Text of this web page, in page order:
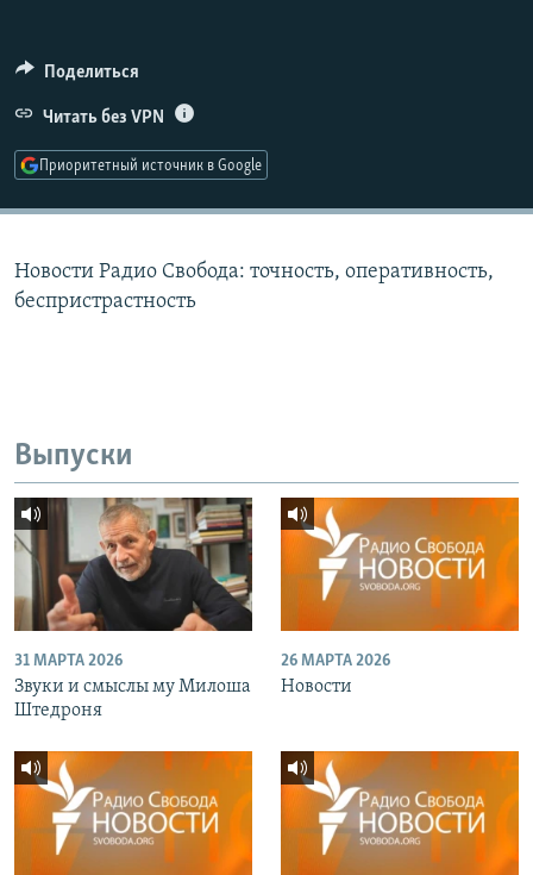
ПОДПИШИТЕСЬ НА РАССЫЛКУ
СОЦИАЛЬНЫЕ СЕТИ
Поделиться
Читать без VPN
Приоритетный источник в Google
Новости Радио Свобода: точность, оперативность,
беспристрастность
Выпуски
31 МАРТА 2026
Звуки и смыслы му Милоша
Штедроня
26 МАРТА 2026
Новости